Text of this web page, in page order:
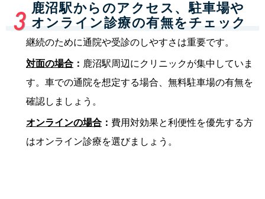
鹿沼駅からのアクセス、駐車場や
オンライン診療の有無をチェック
継続のために通院や受診のしやすさは重要です。
対面の場合 ： 鹿沼駅周辺にクリニックが集中していま
す。車での通院を想定する場合、無料駐車場の有無を
確認しましょう。
オンラインの場合 ： 費用対効果と利便性を優先する方
はオンライン診療を選びましょう。